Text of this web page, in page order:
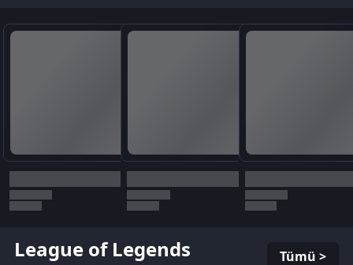
League of Legends Tümü >